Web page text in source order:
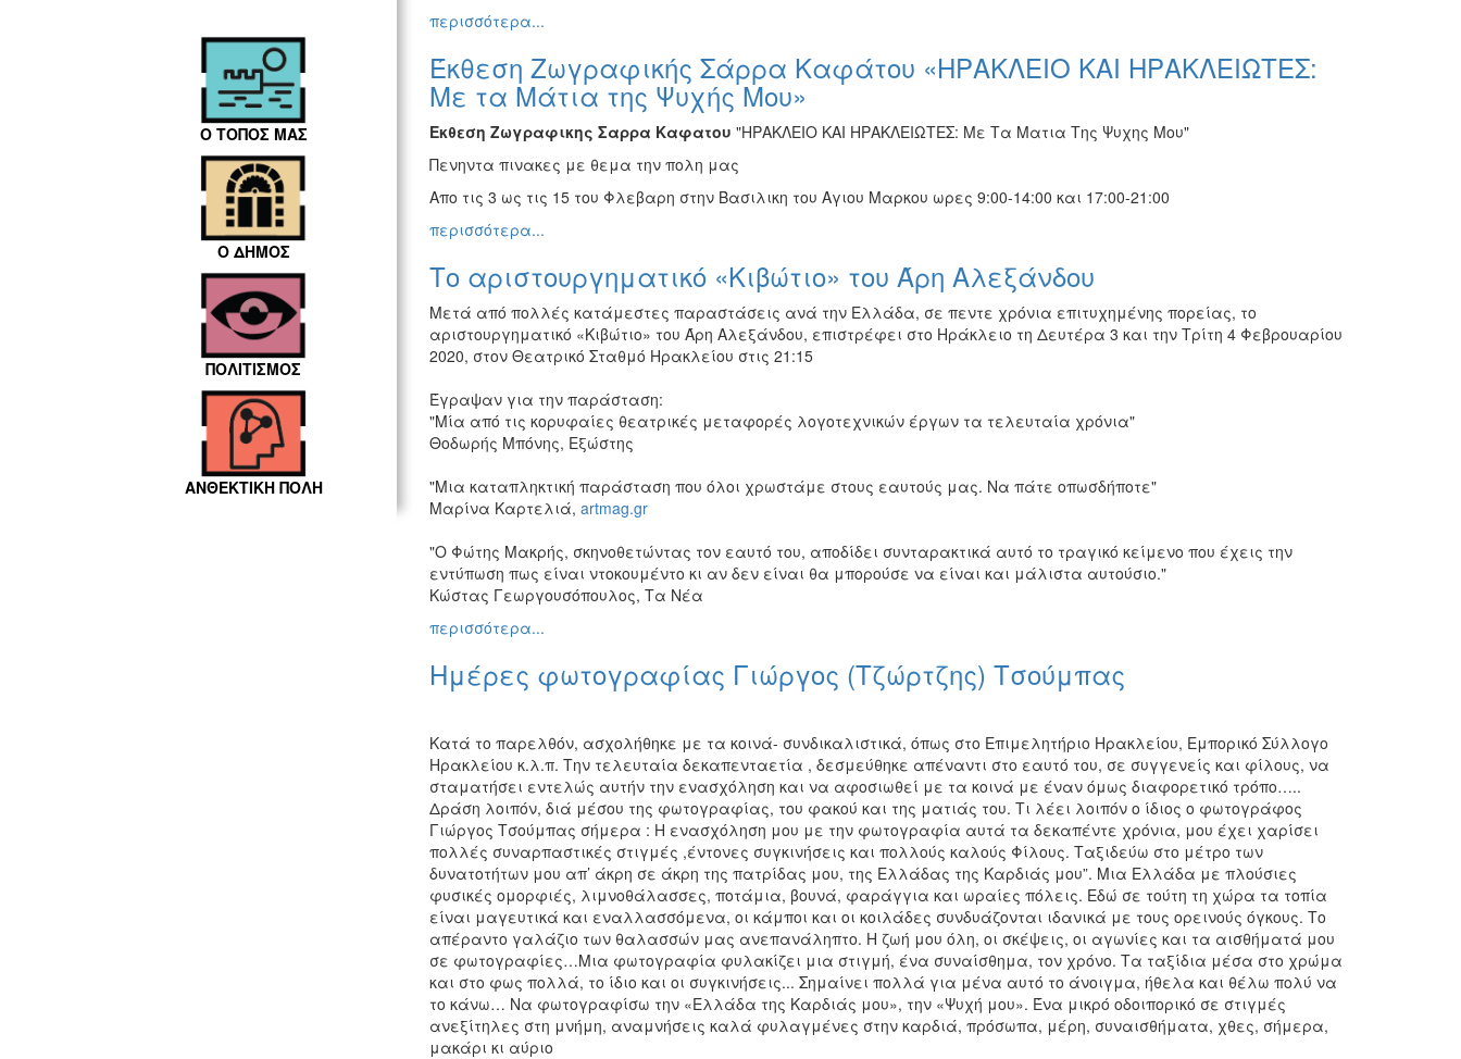
Ο ΤΟΠΟΣ ΜΑΣ
Ο ΔΗΜΟΣ
ΠΟΛΙΤΙΣΜΟΣ
ΑΝΘΕΚΤΙΚΗ ΠΟΛΗ
περισσότερα...
Έκθεση Ζωγραφικής Σάρρα Καφάτου «ΗΡΑΚΛΕΙΟ ΚΑΙ ΗΡΑΚΛEΙΩΤΕΣ:
Με τα Μάτια της Ψυχής Μου»
Εκθεση Ζωγραφικης Σαρρα Καφατου "ΗΡΑΚΛΕΙΟ ΚΑΙ ΗΡΑΚΛEΙΩΤΕΣ: Με Τα Ματια Της Ψυχης Μου"
Πενηντα πινακες με θεμα την πολη μας
Απο τις 3 ως τις 15 του Φλεβαρη στην Βασιλικη του Αγιου Μαρκου ωρες 9:00-14:00 και 17:00-21:00
περισσότερα...
Tο αριστουργηματικό «Κιβώτιο» του Άρη Αλεξάνδου
Μετά από πολλές κατάμεστες παραστάσεις ανά την Ελλάδα, σε πεντε χρόνια επιτυχημένης πορείας, το
αριστουργηματικό «Κιβώτιο» του Άρη Αλεξάνδου, επιστρέφει στο Ηράκλειο τη Δευτέρα 3 και την Τρίτη 4 Φεβρουαρίου
2020, στον Θεατρικό Σταθμό Ηρακλείου στις 21:15
Έγραψαν για την παράσταση:
"Μία από τις κορυφαίες θεατρικές μεταφορές λογοτεχνικών έργων τα τελευταία χρόνια"
Θοδωρής Μπόνης, Εξώστης
"Mια καταπληκτική παράσταση που όλοι χρωστάμε στους εαυτούς μας. Να πάτε οπωσδήποτε"
Μαρίνα Καρτελιά, artmag.gr
"Ο Φώτης Μακρής, σκηνοθετώντας τον εαυτό του, αποδίδει συνταρακτικά αυτό το τραγικό κείμενο που έχεις την
εντύπωση πως είναι ντοκουμέντο κι αν δεν είναι θα μπορούσε να είναι και μάλιστα αυτούσιο."
Κώστας Γεωργουσόπουλος, Τα Νέα
περισσότερα...
Ημέρες φωτογραφίας Γιώργος (Τζώρτζης) Τσούμπας
Κατά το παρελθόν, ασχολήθηκε με τα κοινά- συνδικαλιστικά, όπως στο Επιμελητήριο Ηρακλείου, Εμπορικό Σύλλογο
Ηρακλείου κ.λ.π. Την τελευταία δεκαπενταετία , δεσμεύθηκε απέναντι στο εαυτό του, σε συγγενείς και φίλους, να
σταματήσει εντελώς αυτήν την ενασχόληση και να αφοσιωθεί με τα κοινά με έναν όμως διαφορετικό τρόπο…..
Δράση λοιπόν, διά μέσου της φωτογραφίας, του φακού και της ματιάς του. Τι λέει λοιπόν ο ίδιος ο φωτογράφος
Γιώργος Τσούμπας σήμερα : Η ενασχόληση μου με την φωτογραφία αυτά τα δεκαπέντε χρόνια, μου έχει χαρίσει
πολλές συναρπαστικές στιγμές ,έντονες συγκινήσεις και πολλούς καλούς Φίλους. Ταξιδεύω στο μέτρο των
δυνατοτήτων μου απ’ άκρη σε άκρη της πατρίδας μου, της Ελλάδας της Καρδιάς μου”. Μια Ελλάδα με πλούσιες
φυσικές ομορφιές, λιμνοθάλασσες, ποτάμια, βουνά, φαράγγια και ωραίες πόλεις. Εδώ σε τούτη τη χώρα τα τοπία
είναι μαγευτικά και εναλλασσόμενα, οι κάμποι και οι κοιλάδες συνδυάζονται ιδανικά με τους ορεινούς όγκους. Το
απέραντο γαλάζιο των θαλασσών μας ανεπανάληπτο. Η ζωή μου όλη, οι σκέψεις, οι αγωνίες και τα αισθήματά μου
σε φωτογραφίες…Μια φωτογραφία φυλακίζει μια στιγμή, ένα συναίσθημα, τον χρόνο. Τα ταξίδια μέσα στο χρώμα
και στο φως πολλά, το ίδιο και οι συγκινήσεις... Σημαίνει πολλά για μένα αυτό το άνοιγμα, ήθελα και θέλω πολύ να
το κάνω… Να φωτογραφίσω την «Ελλάδα της Καρδιάς μου», την «Ψυχή μου». Ένα μικρό οδοιπορικό σε στιγμές
ανεξίτηλες στη μνήμη, αναμνήσεις καλά φυλαγμένες στην καρδιά, πρόσωπα, μέρη, συναισθήματα, χθες, σήμερα,
μακάρι κι αύριο